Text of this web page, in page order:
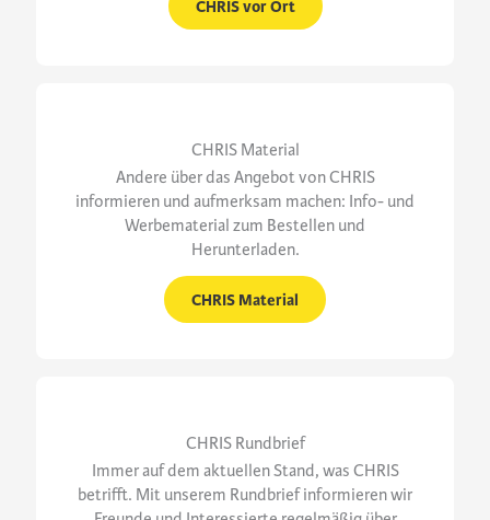
CHRIS vor Ort
CHRIS Material
Andere über das Angebot von CHRIS
informieren und aufmerksam machen: Info- und
Werbematerial zum Bestellen und
Herunterladen.
CHRIS Material
CHRIS Rundbrief
Immer auf dem aktuellen Stand, was CHRIS
betrifft. Mit unserem Rundbrief informieren wir